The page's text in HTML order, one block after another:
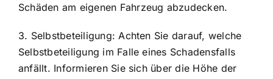
Schäden am eigenen Fahrzeug abzudecken.
3. Selbstbeteiligung: Achten Sie darauf, welche
Selbstbeteiligung im Falle eines Schadensfalls
anfällt. Informieren Sie sich über die Höhe der